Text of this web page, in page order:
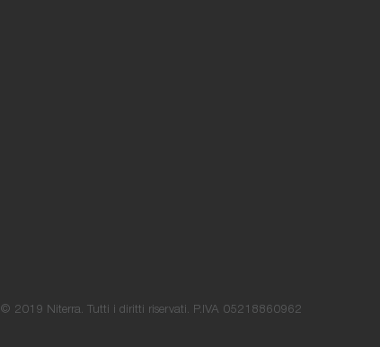
© 2019 Niterra. Tutti i diritti riservati. P.IVA 05218860962